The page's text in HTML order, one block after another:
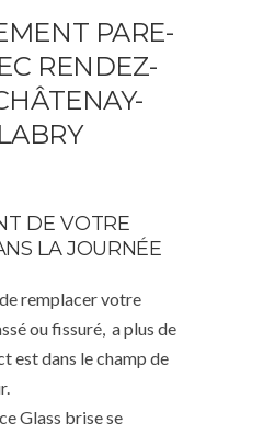
PARE-
RENDEZ-
DE VOTRE
LA JOURNÉE
remplacer votre
ou fissuré, a plus de
est dans le champ de
Glass brise se